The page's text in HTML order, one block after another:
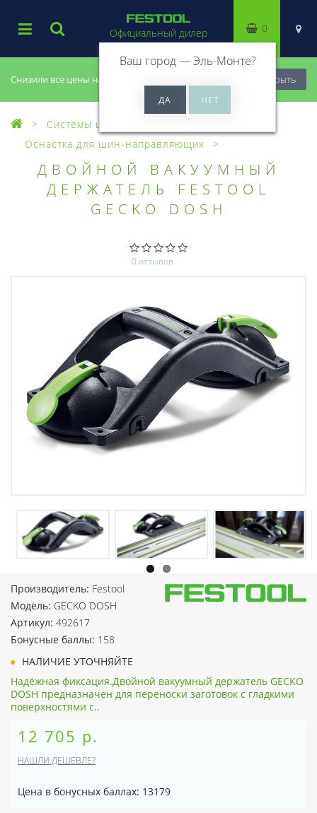
Снизили все цены на 20%, успей купить! Закрыть
Официальный дилер
Ваш город —Эль-Монте?
0
Системы шин-направляющих
Оснастка для шин-направляющих
ДВОЙНОЙ ВАКУУМНЫЙ
ДЕРЖАТЕЛЬ FESTOOL
GECKO DOSH
0 отзывов
Производитель: Festool
Модель: GECKO DOSH
Артикул: 492617
Бонусные баллы: 158
НАЛИЧИЕ УТОЧНЯЙТЕ
Надёжная фиксация.Двойной вакуумный держатель GECKO
DOSH предназначен для переноски заготовок с гладкими
поверхностями с..
12 705 р.
НАШЛИ ДЕШЕВЛЕ?
Цена в бонусных баллах: 13179